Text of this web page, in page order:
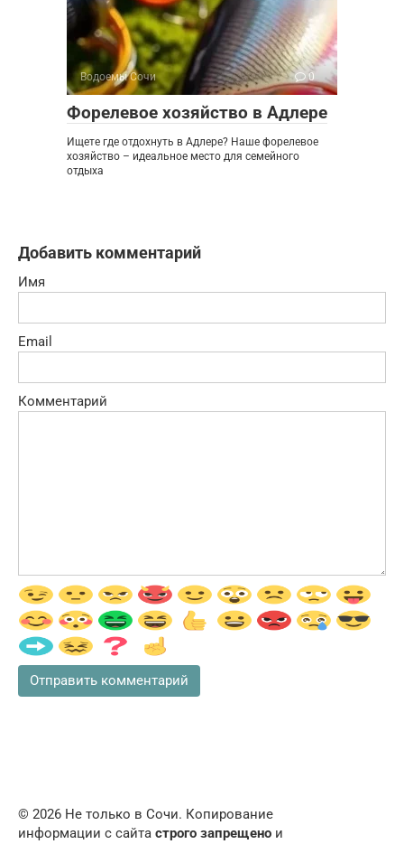
Водоемы Сочи 0
Форелевое хозяйство в Адлере
Ищете где отдохнуть в Адлере? Наше форелевое
хозяйство – идеальное место для семейного
отдыха
Добавить комментарий
Имя
Email
Комментарий
© 2026 Не только в Сочи. Копирование
информации с сайта строго запрещено и